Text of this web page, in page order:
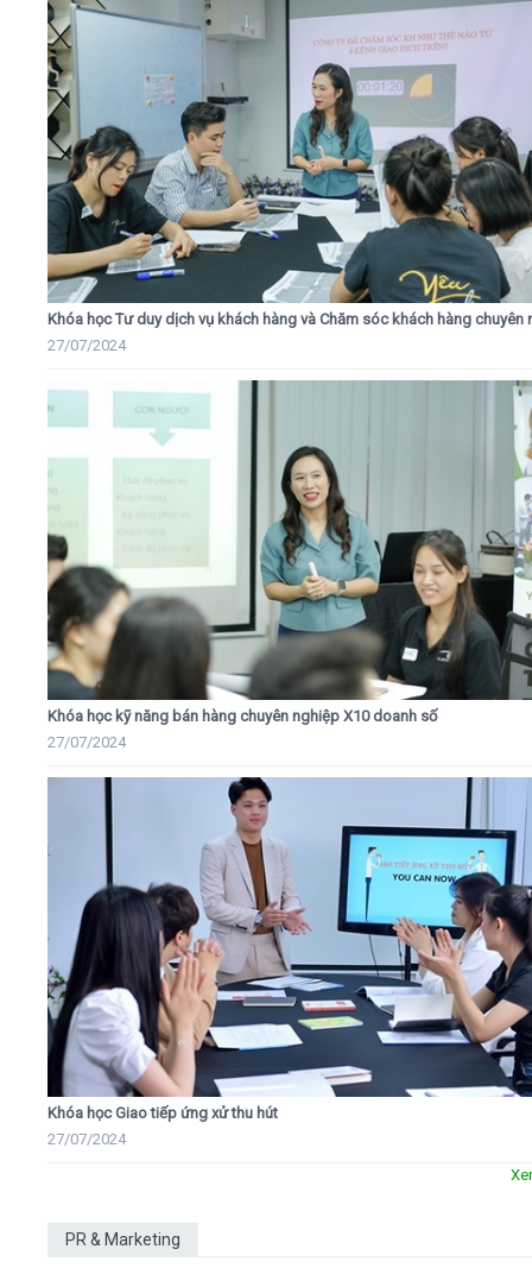
Khóa học Tư duy dịch vụ khách hàng và Chăm sóc khách hàng chuyên
27/07/2024
Khóa học kỹ năng bán hàng chuyên nghiệp X10 doanh số
27/07/2024
Khóa học Giao tiếp ứng xử thu hút
27/07/2024
PR & Marketing